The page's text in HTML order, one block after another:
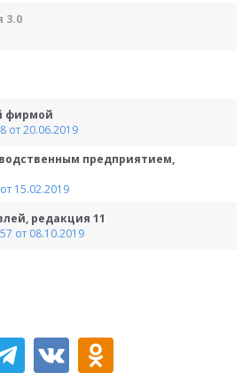
3.0
фирмой
от 20.06.2019
предприятием,
15.02.2019
редакция 11
от 08.10.2019